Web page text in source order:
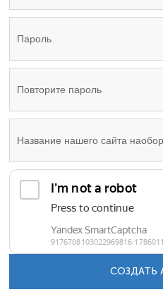
СОЗДАТЬ